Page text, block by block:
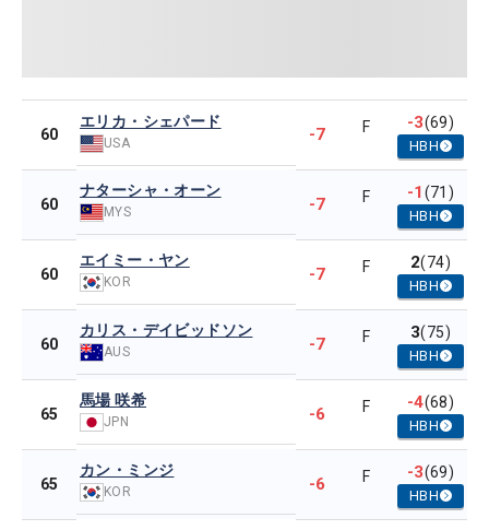
60
エリカ・シェパード
USA -7 F -3(69)
HBH
60
ナターシャ・オーン
MYS -7 F -1(71)
HBH
60
エイミー・ヤン
KOR -7 F 2(74)
HBH
60
カリス・デイビッドソン
AUS -7 F 3(75)
HBH
65
馬場 咲希
JPN -6 F -4(68)
HBH
65
カン・ミンジ
KOR -6 F -3(69)
HBH